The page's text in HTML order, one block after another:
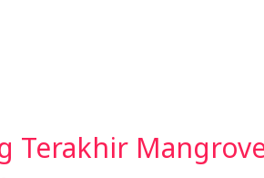
Terakhir